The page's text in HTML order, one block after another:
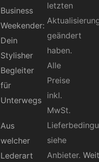
Business
Weekender:
Dein
Stylisher
Begleiter
für
Unterwegs
Aus
welcher
Lederart
letzten
geändert
haben.
Alle
Preise
inkl.
MwSt.
siehe
Anbieter.